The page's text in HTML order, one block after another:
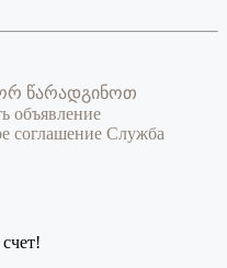
წარადგინოთ
объявление
соглашение Служба